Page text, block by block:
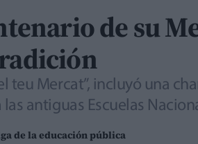
de su
teu Mercat”, incluyó una
antiguas Escuelas
de la educación pública